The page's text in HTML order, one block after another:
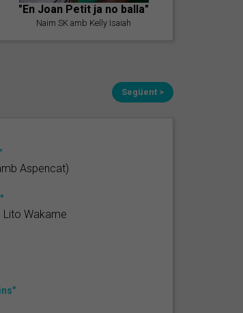
"En Joan Petit ja no balla"
Naim SK amb Kelly Isaiah
Següent >
Aspencat)
Wakame